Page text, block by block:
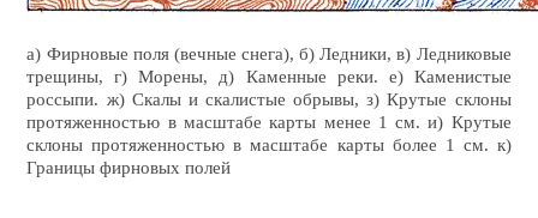
а) Фирновые поля (вечные снега), б) Ледники, в) Ледниковые
трещины, г) Морены, д) Каменные реки. е) Каменистые
россыпи. ж) Скалы и скалистые обрывы, з) Крутые склоны
протяженностью в масштабе карты менее 1 см. и) Крутые
склоны протяженностью в масштабе карты более 1 см. к)
Границы фирновых полей